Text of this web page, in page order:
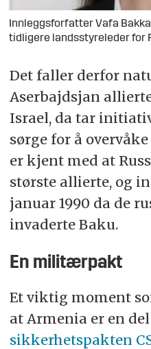
Innleggsforfatter Vafa
tidligere landsstyreleder for
Det faller derfor
Aserbajdsjan
Israel, da tar
sørge for å
er kjent med at
største allierte, og
januar 1990 da de
invaderte Baku.
En militærpakt
Et viktig moment
at Armenia er en
sikkerhetspakten